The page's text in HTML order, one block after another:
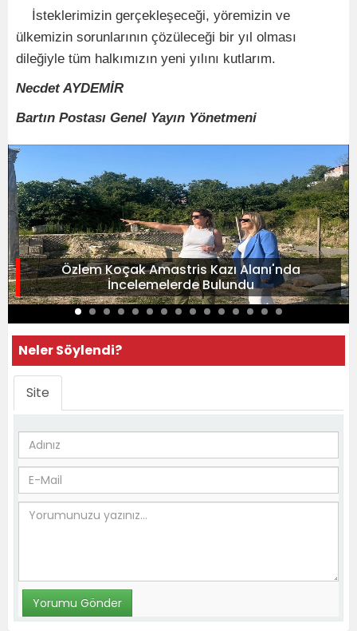
İsteklerimizin gerçekleşeceği, yöremizin ve
ülkemizin sorunlarının çözüleceği bir yıl olması
dileğiyle tüm halkımızın yeni yılını kutlarım.
Necdet AYDEMİR
Bartın Postası Genel Yayın Yönetmeni
Özlem Koçak Amastris Kazı Alanı'nda
İncelemelerde Bulundu
Neler Söylendi?
Site